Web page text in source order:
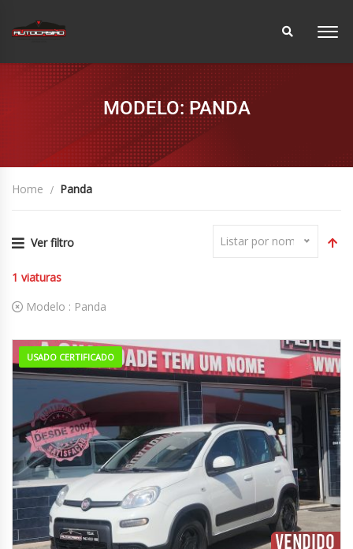
MODELO: PANDA
Home Panda
Ver filtro Listar por nome
1 viaturas
Modelo : Panda
USADO CERTIFICADO